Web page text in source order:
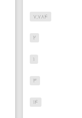
۷,۷۸۴
۲
۱
۳
۱۴